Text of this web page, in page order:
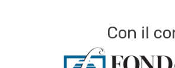
Con il